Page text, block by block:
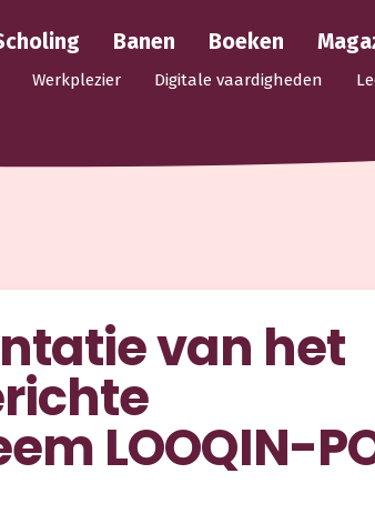
Banen Boeken
Werkplezier Digitale vaardigheden
van het
LOOQIN-